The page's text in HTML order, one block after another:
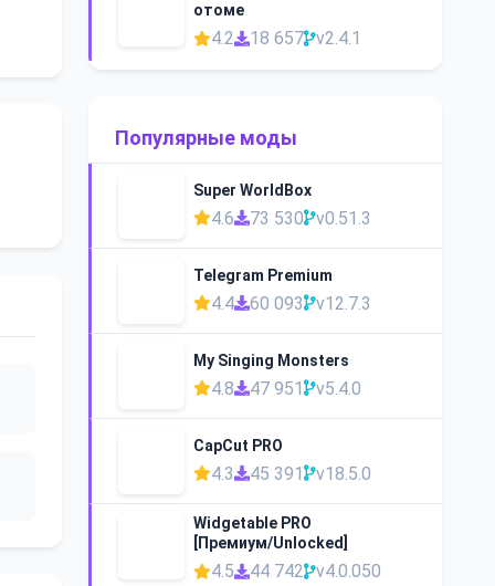
отоме
4.2 18 657 v2.4.1
Популярные моды
Super WorldBox
4.6 73 530 v0.51.3
Telegram Premium
4.4 60 093 v12.7.3
My Singing Monsters
4.8 47 951 v5.4.0
CapCut PRO
4.3 45 391 v18.5.0
Widgetable PRO
[Премиум/Unlocked]
4.5 44 742 v4.0.050